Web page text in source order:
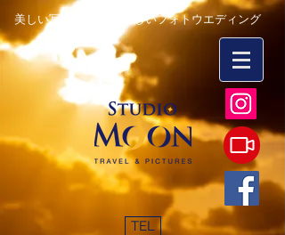
美しい写真を永遠に 楽しいフォトウエディング
TEL